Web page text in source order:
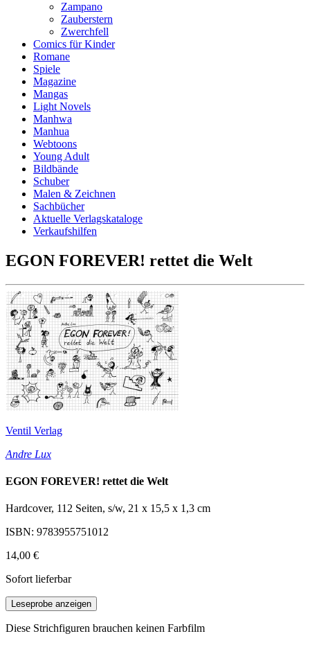
Zampano
Zauberstern
Zwerchfell
Comics für Kinder
Romane
Spiele
Magazine
Mangas
Light Novels
Manhwa
Manhua
Webtoons
Young Adult
Bildbände
Schuber
Malen & Zeichnen
Sachbücher
Aktuelle Verlagskataloge
Verkaufshilfen
EGON FOREVER! rettet die Welt
Ventil Verlag
Andre Lux
EGON FOREVER! rettet die Welt
Hardcover, 112 Seiten, s/w, 21 x 15,5 x 1,3 cm
ISBN: 9783955751012
14,00 €
Sofort lieferbar
Leseprobe anzeigen
Diese Strichfiguren brauchen keinen Farbfilm